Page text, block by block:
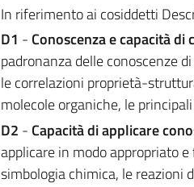
In riferimento ai cosiddetti
D1 - Conoscenza e capacità di
padronanza delle conoscenze
le correlazioni proprietà-
molecole organiche, le
D2 - Capacità di applicare
applicare in modo appropriato
simbologia chimica, le reazioni